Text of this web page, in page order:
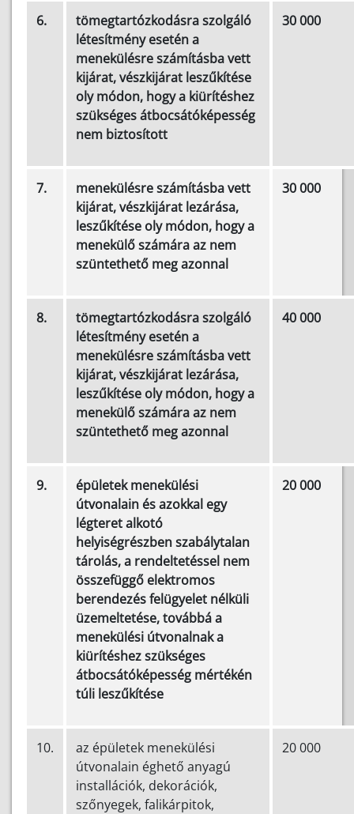
6.
tömegtartózkodásra szolgáló
létesítmény esetén a
menekülésre számításba vett
kijárat, vészkijárat leszűkítése
oly módon, hogy a kiürítéshez
szükséges átbocsátóképesség
nem biztosított
30 000
7.
menekülésre számításba vett
kijárat, vészkijárat lezárása,
leszűkítése oly módon, hogy a
menekülő számára az nem
szüntethető meg azonnal
30 000
8.
tömegtartózkodásra szolgáló
létesítmény esetén a
menekülésre számításba vett
kijárat, vészkijárat lezárása,
leszűkítése oly módon, hogy a
menekülő számára az nem
szüntethető meg azonnal
40 000
9.
épületek menekülési
útvonalain és azokkal egy
légteret alkotó
helyiségrészben szabálytalan
tárolás, a rendeltetéssel nem
összefüggő elektromos
berendezés felügyelet nélküli
üzemeltetése, továbbá a
menekülési útvonalnak a
kiürítéshez szükséges
átbocsátóképesség mértékén
túli leszűkítése
20 000
10.
az épületek menekülési
útvonalain éghető anyagú
installációk, dekorációk,
szőnyegek, falikárpitok,
20 000